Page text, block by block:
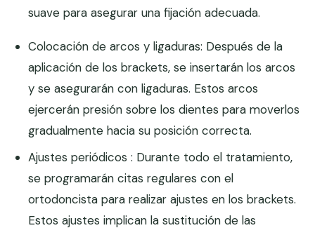
suave para asegurar una fijación adecuada.
Colocación de arcos y ligaduras: Después de la
aplicación de los brackets, se insertarán los arcos
y se asegurarán con ligaduras. Estos arcos
ejercerán presión sobre los dientes para moverlos
gradualmente hacia su posición correcta.
Ajustes periódicos : Durante todo el tratamiento,
se programarán citas regulares con el
ortodoncista para realizar ajustes en los brackets.
Estos ajustes implican la sustitución de las